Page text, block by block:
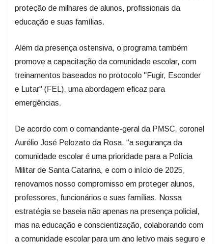
educação e suas famílias.
promove a capacitação da comunidade escolar, com
treinamentos baseados no protocolo "Fugir, Esconder
e Lutar" (FEL), uma abordagem eficaz para
emergências.
Aurélio José Pelozato da Rosa, “a segurança da
comunidade escolar é uma prioridade para a Polícia
Militar de Santa Catarina, e com o início de 2025,
renovamos nosso compromisso em proteger alunos,
professores, funcionários e suas famílias. Nossa
estratégia se baseia não apenas na presença policial,
mas na educação e conscientização, colaborando com
a comunidade escolar para um ano letivo mais seguro e
produtivo”.